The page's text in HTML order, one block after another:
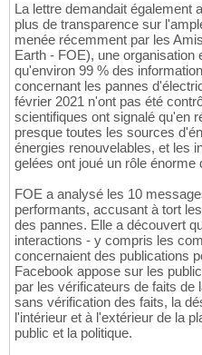
La lettre demandait également
plus de transparence sur
menée récemment par les
Earth - FOE), une organisation
qu'environ 99 % des
concernant les pannes
février 2021 n'ont pas été
scientifiques ont signalé qu'en
presque toutes les sources
énergies renouvelables, et les
gelées ont joué un rôle énorme
FOE a analysé les 10
performants, accusant à tort
des pannes. Elle a découvert
interactions - y compris les
concernaient des publications
Facebook appose sur les
par les vérificateurs de faits de
sans vérification des faits, la
l'intérieur et à l'extérieur de la
public et la politique.